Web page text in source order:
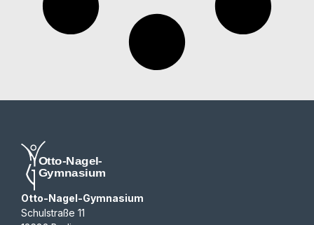
Otto-Nagel-Gymnasium
Schulstraße 11